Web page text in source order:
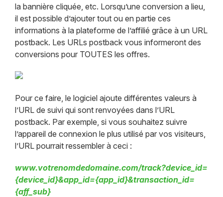
la bannière cliquée, etc. Lorsqu’une conversion a lieu,
il est possible d’ajouter tout ou en partie ces
informations à la plateforme de l’affilié grâce à un URL
postback. Les URLs postback vous informeront des
conversions pour TOUTES les offres.​
Pour ce faire, le logiciel ajoute différentes valeurs à
l’URL de suivi qui sont renvoyées dans l’URL
postback. Par exemple, si vous souhaitez suivre
l’appareil de connexion le plus utilisé par vos visiteurs,
l’URL pourrait ressembler à ceci :
www.votrenomdedomaine.com/track?device_id=
{device_id}&app_id={app_id}&transaction_id=
{aff_sub}